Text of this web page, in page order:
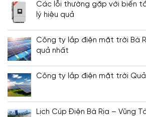
Các lỗi thường gặp với biến
lý hiệu quả
Công ty lắp điện mặt trời Bà
quả nhất
Công ty lắp điện mặt trời
Lịch Cúp Điện Bà Rịa – Vũng